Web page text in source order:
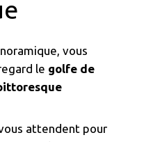
vous
le golfe de
attendent pour